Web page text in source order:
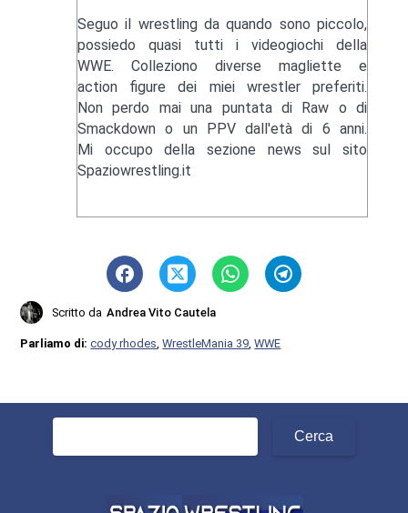
Seguo il wrestling da quando sono piccolo,
possiedo quasi tutti i videogiochi della
WWE. Colleziono diverse magliette e
action figure dei miei wrestler preferiti.
Non perdo mai una puntata di Raw o di
Smackdown o un PPV dall'età di 6 anni.
Mi occupo della sezione news sul sito
Spaziowrestling.it
Scritto da Andrea Vito Cautela
Parliamo di:cody rhodes ,WrestleMania 39 ,WWE